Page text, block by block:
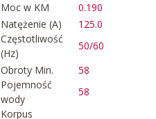
Moc w KM
0.190
Natężenie (A)
125.0
Częstotliwość
(Hz)
50/60
Obroty Min.
58
Pojemność
wody
58
Korpus